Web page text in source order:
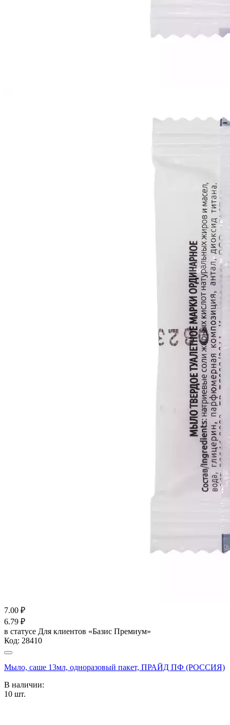
7.00 ₽
6.79 ₽
в статусе Для клиентов «Базис Премиум»
Код: 28410
Мыло, саше 13мл, одноразовый пакет, ПРАЙД ПФ (РОССИЯ)
В наличии:
10 шт.